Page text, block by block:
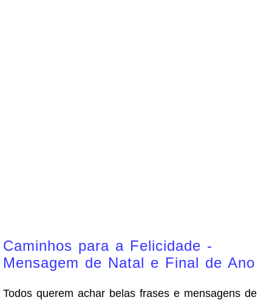
Caminhos para a Felicidade -
Mensagem de Natal e Final de Ano
Todos querem achar belas frases e mensagens de